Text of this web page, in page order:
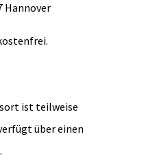
Hannover
ist teilweise
über einen